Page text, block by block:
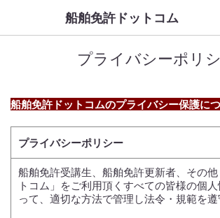
船舶免許ドットコム
プライバシーポリ
船舶免許ドットコムのプライバシー保護に
プライバシーポリシー
船舶免許受講生、船舶免許更新者、その
トコム」をご利用頂くすべての皆様の個
って、適切な方法で管理し法令・規範を遵